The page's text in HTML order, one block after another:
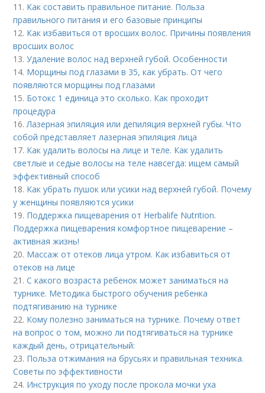
11. Как составить правильное питание. Польза
правильного питания и его базовые принципы
12. Как избавиться от вросших волос. Причины появления
вросших волос
13.Удаление волос над верхней губой. Особенности
14. Морщины под глазами в 35, как убрать. От чего
появляются морщины под глазами
15. Ботокс 1 единица это сколько. Как проходит
процедура
16.Лазерная эпиляция или депиляция верхней губы. Что
собой представляет лазерная эпиляция лица
17. Как удалить волосы на лице и теле. Как удалить
светлые и седые волосы на теле навсегда: ищем самый
эффективный способ
18. Как убрать пушок или усики над верхней губой. Почему
у женщины появляются усики
19. Поддержка пищеварения от Herbalife Nutrition.
Поддержка пищеварения комфортное пищеварение –
активная жизнь!
20. Массаж от отеков лица утром. Как избавиться от
отеков на лице
21.С какого возраста ребенок может заниматься на
турнике. Методика быстрого обучения ребенка
подтягиванию на турнике
22. Кому полезно заниматься на турнике. Почему ответ
на вопрос о том, можно ли подтягиваться на турнике
каждый день, отрицательный:
23. Польза отжимания на брусьях и правильная техника.
Советы по эффективности
24. Инструкция по уходу после прокола мочки уха